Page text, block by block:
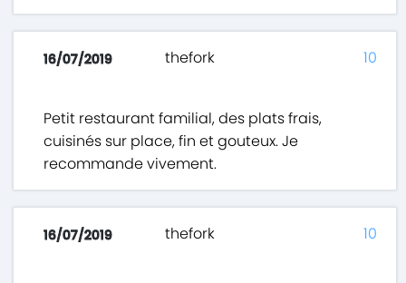
16/07/2019 thefork
Petit restaurant familial, des plats frais,
cuisinés sur place, fin et gouteux. Je
recommande vivement.
10
16/07/2019 thefork 10